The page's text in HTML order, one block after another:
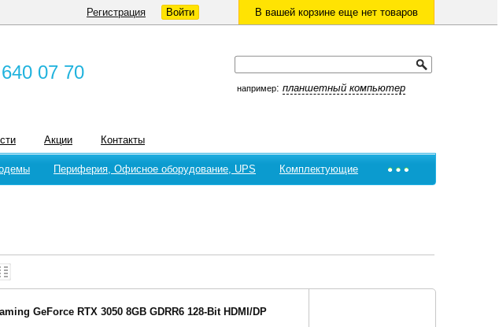
В вашей корзине еще нет товаров
Регистрация Войти
07 70
например: планшетный компьютер
Акции Контакты
Периферия, Офисное оборудование, UPS Комплектующие
GeForce RTX 3050 8GB GDRR6 128-Bit HDMI/DP